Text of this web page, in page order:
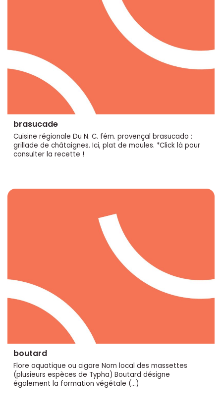
brasucade
Cuisine régionale Du N. C. fém. provençal brasucado :
grillade de châtaignes. Ici, plat de moules. *Click là pour
consulter la recette !
boutard
Flore aquatique ou cigare Nom local des massettes
(plusieurs espèces de Typha) Boutard désigne
également la formation végétale (…)